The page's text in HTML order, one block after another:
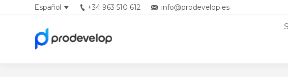
Español +34 963 510 612 info@prodevelop.es